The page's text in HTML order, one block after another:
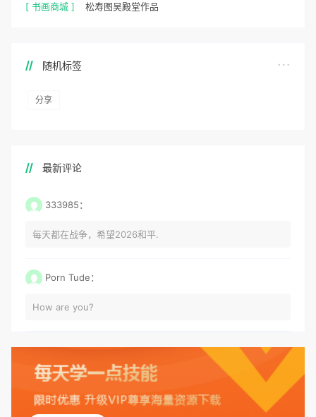
[ 书画商城 ] 松寿图吴殿堂作品
随机标签
分享
最新评论
333985：
每天都在战争，希望2026和平.
Porn Tude：
How are you?